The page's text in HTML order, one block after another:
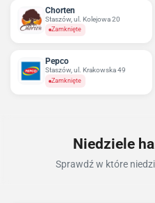
Chorten
Staszów, ul. Kolejowa 20
Zamknięte
Pepco
Staszów, ul. Krakowska 49
Zamknięte
Niedziele
Sprawdź w które